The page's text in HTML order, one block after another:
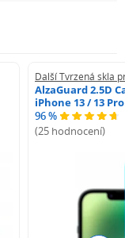
Další Tvrzená skla
AlzaGuard 2.5D
iPhone 13 / 13 Pro
96 %
(25 hodnocení)